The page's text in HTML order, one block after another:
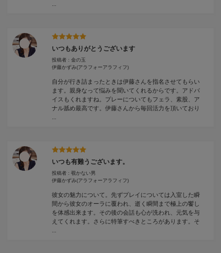
...
いつもありがとうございます
投稿者 : 金の玉
伊藤かずみ(アラフォーアラフィフ)
自分が行き詰まったときは伊藤さんを指名させてもらい
ます。親身なって悩みを聞いてくれるからです。アドバ
イスもくれますね。プレーについてもフェラ、素股、ア
ナル舐め最高です。伊藤さんから毎回活力を頂いており
...
いつも有難うございます。
投稿者 : 覗かない男
伊藤かずみ(アラフォーアラフィフ)
彼女の魅力について。先ずプレイについては入室した瞬
間から彼女のオーラに覆われ、逝く瞬間まで極上の饗し
を体感出来ます。その後の会話も心が洗われ、元気を与
えてくれます。さらに特筆すべきところがあります。そ
...